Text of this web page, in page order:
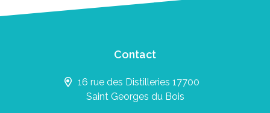
Contact
16 rue des Distilleries 17700
Saint Georges du Bois